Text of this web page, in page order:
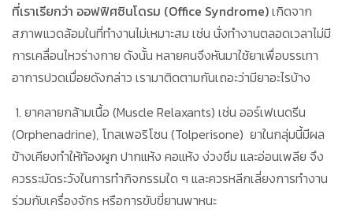
ที่เราเรียกว่า ออฟฟิศซินโดรม (Office Syndrome)เกิดจาก
สภาพแวดล้อมในที่ทำงานไม่เหมาะสม เช่น นั่งทำงานตลอดเวลาไม่มี
การเคลื่อนไหวร่างกาย ดังนั้น หลายคนจึงหันมาใช้ยาเพื่อบรรเทา
อาการปวดเมื่อยดังกล่าว เรามาติดตามกันเถอะว่ามียาอะไรบ้าง
1. ยาคลายกล้ามเนื้อ (Muscle Relaxants) เช่น ออร์เฟเนดรีน
(Orphenadrine), โทลเพอริโซน (Tolperisone) ยาในกลุ่มนี้มีผล
ข้างเคียงทำให้ท้องผูก ปากแห้ง คอแห้ง ง่วงซึม และอ่อนเพลีย จึง
ควรระมัดระวังในการทำกิจกรรมใด ๆ และควรหลีกเลี่ยงการทำงาน
ร่วมกับเครื่องจักร หรือการขับขี่ยานพาหนะ